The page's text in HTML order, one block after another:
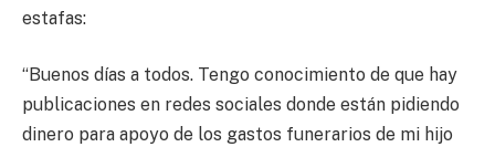
estafas:
“Buenos días a todos. Tengo conocimiento de que hay
publicaciones en redes sociales donde están pidiendo
dinero para apoyo de los gastos funerarios de mi hijo